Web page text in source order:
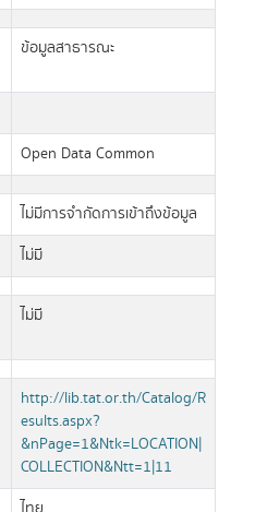
ข้อมูลสาธารณะ
Open Data Common
ไม่มีการจำกัดการเข้าถึงข้อมูล
ไม่มี
ไม่มี
http://lib.tat.or.th/Catalog/R
esults.aspx?
&nPage=1&Ntk=LOCATION|
COLLECTION&Ntt=1|11